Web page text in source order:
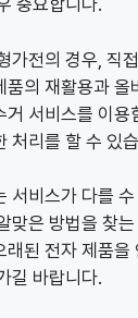
중요합니다.
가전의 경우, 직
의 재활용과 올
거 서비스를 이용
처리를 할 수 있
서비스가 다를
맞은 방법을 찾
된 전자 제품을
길 바랍니다.